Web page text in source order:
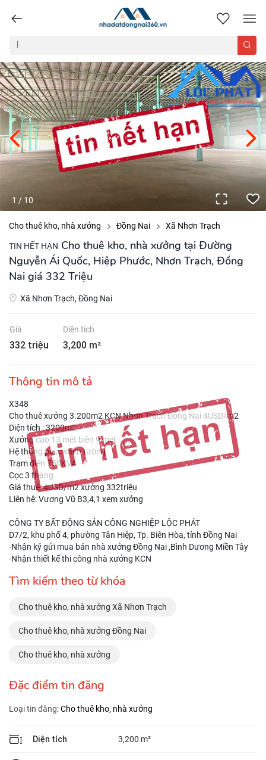
nhadatdongnai360.vn
1 / 10
Cho thuê kho, nhà xưởng Đồng Nai Xã Nhơn Trạch
TIN HẾT HẠN Cho thuê kho, nhà xưởng tại Đường
Nguyễn Ái Quốc, Hiệp Phước, Nhơn Trạch, Đồng
Nai giá 332 Triệu
Xã Nhơn Trạch, Đồng Nai
Giá
332 triệu
Diện tích
3,200 m²
Thông tin mô tả
X348
Cho thuê xưởng 3.200m2 KCN Nhơn Trạch Đồng Nai 4USD/m2
Diện tích : 3200m2
Xưởng cao 13 mét biên 9 mét
Hệ thống pccc vách tường
Trạm điện 750KVA
Cọc 3 tháng
Giá thuê: 4USD/m2 xưởng 332triệu
Liên hệ: Vương Vũ B3,4,1 xem xưởng
CÔNG TY BẤT ĐỘNG SẢN CÔNG NGHIỆP LỘC PHÁT
D7/2, khu phố 4, phường Tân Hiệp, Tp. Biên Hòa, tỉnh Đồng Nai
-Nhận ký gửi mua bán nhà xưởng Đồng Nai ,Bình Dương Miền Tây
-Nhận thiết kế thi công nhà xưởng KCN
Tìm kiếm theo từ khóa
Cho thuê kho, nhà xưởng Xã Nhơn Trạch
Cho thuê kho, nhà xưởng Đồng Nai
Cho thuê kho, nhà xưởng
Đặc điểm tin đăng
Loại tin đăng:Cho thuê kho, nhà xưởng
Diện tích 3,200 m²